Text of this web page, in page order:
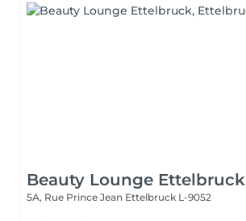
Beauty Lounge Ettelbruck
5A, Rue Prince Jean Ettelbruck L-9052